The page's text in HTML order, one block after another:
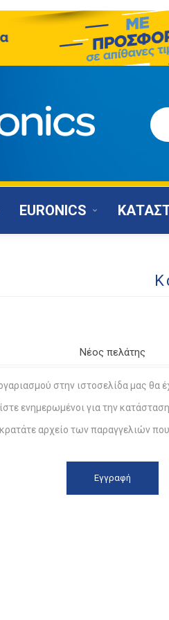
EURONICS
Νέος πελάτης
στην ιστοσελίδα μας θα
ενημερωμένοι για την
κρατάτε αρχείο των παραγγελιών που